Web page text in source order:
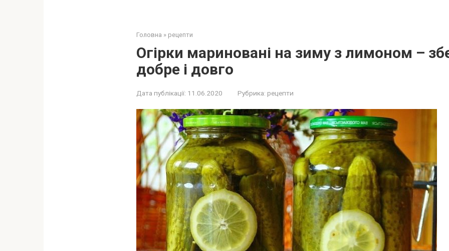
Головна » рецепти
Огірки мариновані на зиму з лимоном –
добре і довго
Дата публікації: 11.06.2020 Рубрика: рецепти